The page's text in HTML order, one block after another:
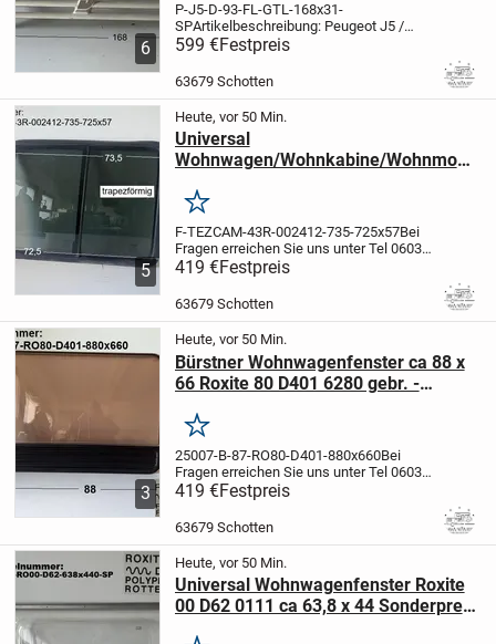
6
P-J5-D-93-FL-GTL-168x31-
SPArtikelbeschreibung: Peugeot J5 /
Dethleffs Wohnmobilaufbau Frontleiste
Grill-Trägerblende Schürzenteil ca 168 x
31 cm, gebr. Sonderpreis
599 €Festpreis
63679 Schotten
5
Heute, vor 50 Min.
Universal
Wohnwagen/Wohnkabine/Wohnmobil
gebr. (ohne Innenrahmen) FIAT
TEZCAM TS 917 4.01/306 / 43 T-
002412 (evtl / vmtl Fiat Doblo BJ
2004) Schiebescheibe
Merken
F-TEZCAM-43R-002412-735-725x57Bei
Fragen erreichen Sie uns unter Tel 06035-
916011124h
Artikelbeschreibung:
Wohnwagen/Wohnkabine/Wohnmobil
419 €Festpreis
63679 Schotten
3
Heute, vor 50 Min.
Bürstner Wohnwagenfenster ca 88 x
66 Roxite 80 D401 6280 gebr. -
Merken
25007-B-87-RO80-D401-880x660Bei
Fragen erreichen Sie uns unter Tel 06035-
916011124h
Artikelbeschreibung:
Wohnwagenfenster ca 88 x 66
Roxite 80 D401/ Polyplastic
419 €Festpreis
63679 Schotten
Heute, vor 50 Min.
Universal Wohnwagenfenster Roxite
00 D62 0111 ca 63,8 x 44 Sonderpreis